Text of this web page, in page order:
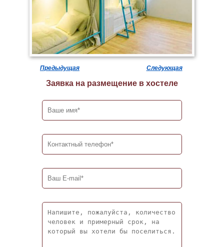
Предыдущая Следующая
Заявка на размещение в хостеле